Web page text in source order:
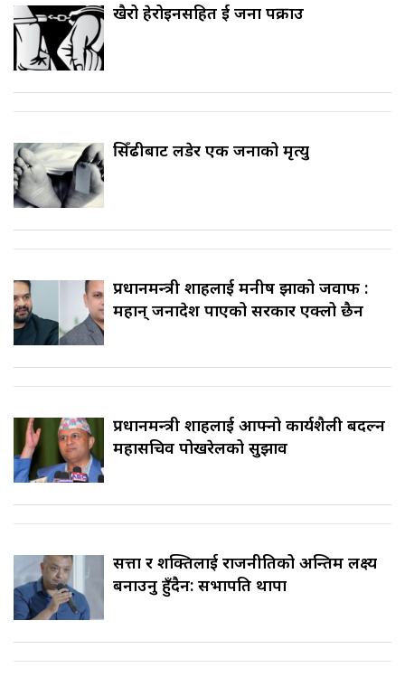
खैरो हेरोइनसहित दुई जना पक्राउ
सिँढीबाट लडेर एक जनाको मृत्यु
प्रधानमन्त्री शाहलाई मनीष झाको जवाफ :
महान् जनादेश पाएको सरकार एक्लो छैन
प्रधानमन्त्री शाहलाई आफ्नो कार्यशैली बदल्न
महासचिव पोखरेलको सुझाव
सत्ता र शक्तिलाई राजनीतिको अन्तिम लक्ष्य
बनाउनु हुँदैन: सभापति थापा